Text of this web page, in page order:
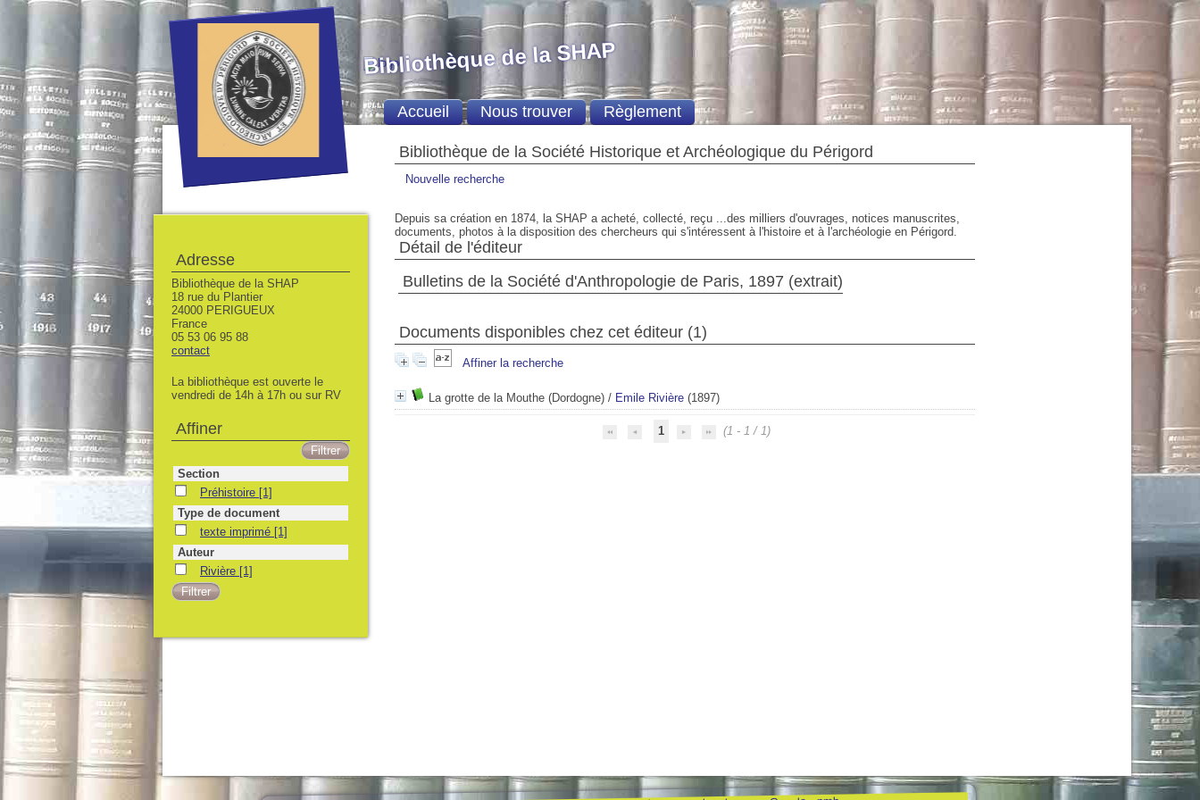
Bibliothèque de la Société Historique et Archéologique du Périgord
Nouvelle recherche
Depuis sa création en 1874, la SHAP a acheté, collecté, reçu ...des milliers d'ouvrages, notices manuscrites,
documents, photos à la disposition des chercheurs qui s'intéressent à l'histoire et à l'archéologie en Périgord.
Détail de l'éditeur
Bulletins de la Société d'Anthropologie de Paris, 1897 (extrait)
Documents disponibles chez cet éditeur (1)
Affiner la recherche
La grotte de la Mouthe (Dordogne) / Emile Rivière (1897)
1 (1 - 1 / 1)
Bibliothèque de la SHAP
Accueil Nous trouver Règlement
Adresse
Bibliothèque de la SHAP
18 rue du Plantier
24000 PERIGUEUX
France
05 53 06 95 88
contact
La bibliothèque est ouverte le
vendredi de 14h à 17h ou sur RV
Affiner
Section
Préhistoire [1]
Type de document
texte imprimé [1]
Auteur
Rivière [1]